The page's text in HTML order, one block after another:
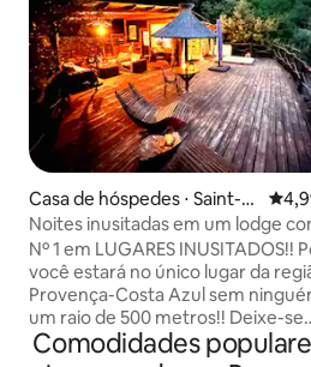
Casa de hóspedes ⋅ Saint-M
artin-du-Var
4,99
Noites inusitadas em um lodge
jacuzzi
Nº 1 em LUGARES INUSITADOS!!
você estará no único lugar da
Provença-Costa Azul sem
um raio de 500 metros!! Deixe-se
encantar pelo nosso incrível
Comodidades